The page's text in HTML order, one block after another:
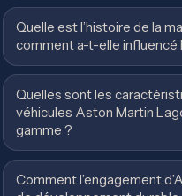
Quelle est l’histoire de la
comment a-t-elle influencé
Quelles sont les
véhicules Aston Martin
gamme ?
Comment l’engagement